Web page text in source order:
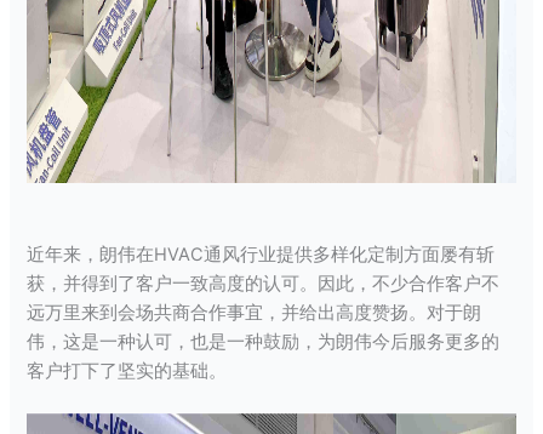
近年来，朗伟在HVAC通风行业提供多样化定制方面屡有斩
获，并得到了客户一致高度的认可。因此，不少合作客户不
远万里来到会场共商合作事宜，并给出高度赞扬。对于朗
伟，这是一种认可，也是一种鼓励，为朗伟今后服务更多的
客户打下了坚实的基础。